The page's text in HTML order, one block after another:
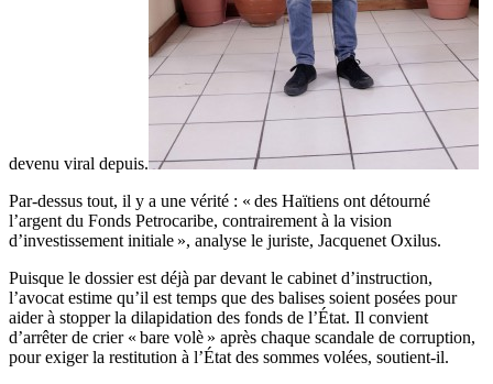
devenu viral depuis.
Par-dessus tout, il y a une vérité : « des Haïtiens ont détourné
l’argent du Fonds Petrocaribe, contrairement à la vision
d’investissement initiale », analyse le juriste, Jacquenet Oxilus.
Puisque le dossier est déjà par devant le cabinet d’instruction,
l’avocat estime qu’il est temps que des balises soient posées pour
aider à stopper la dilapidation des fonds de l’État. Il convient
d’arrêter de crier « bare volè » après chaque scandale de corruption,
pour exiger la restitution à l’État des sommes volées, soutient-il.